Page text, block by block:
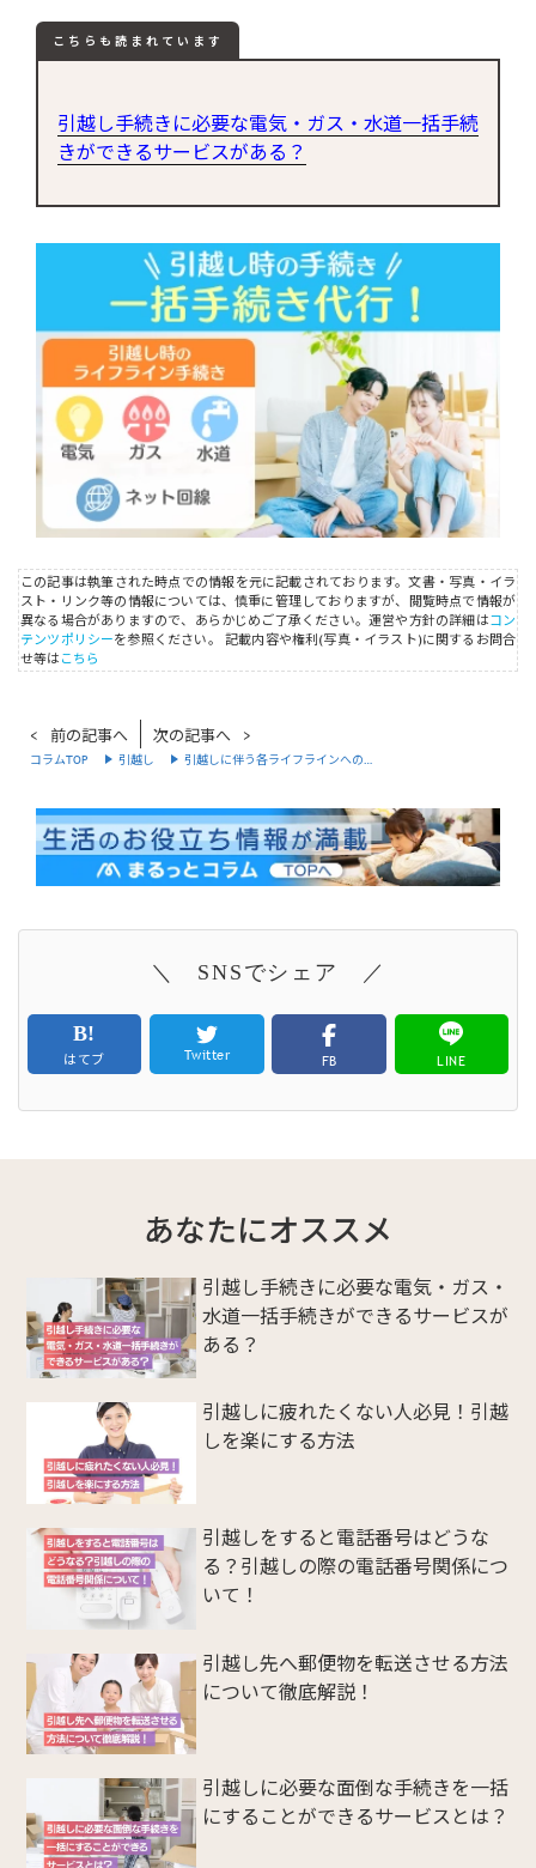
こちらも読まれています
引越し手続きに必要な電気・ガス・水道一括手続
きができるサービスがある？
この記事は執筆された時点での情報を元に記載されております。文書・写真・イラ
スト・リンク等の情報については、慎重に管理しておりますが、閲覧時点で情報が
異なる場合がありますので、あらかじめご了承ください。運営や方針の詳細はコン
テンツポリシーを参照ください。
記載内容や権利(写真・イラスト)に関するお問合
せ等はこちら
前の記事へ 次の記事へ
コラムTOP 引越し 引越しに伴う各ライフラインへの…
＼ SNSでシェア ／
はてブ Twitter FB LINE
あなたにオススメ
引越し手続きに必要な電気・ガス・
水道一括手続きができるサービスが
ある？
引越しに疲れたくない人必見！引越
しを楽にする方法
引越しをすると電話番号はどうな
る？引越しの際の電話番号関係につ
いて！
引越し先へ郵便物を転送させる方法
について徹底解説！
引越しに必要な面倒な手続きを一括
にすることができるサービスとは？